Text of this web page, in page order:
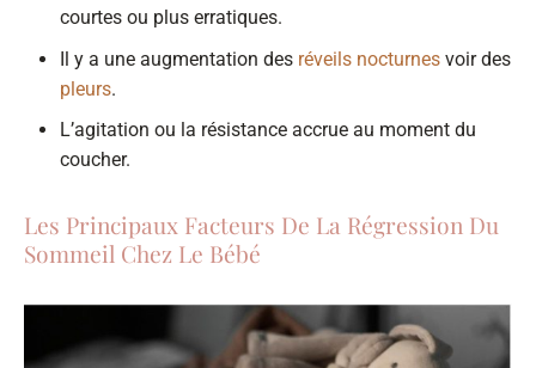
courtes ou plus erratiques.
Il y a une augmentation des réveils nocturnes voir des
pleurs.
L’agitation ou la résistance accrue au moment du
coucher.
Les Principaux Facteurs De La Régression Du
Sommeil Chez Le Bébé